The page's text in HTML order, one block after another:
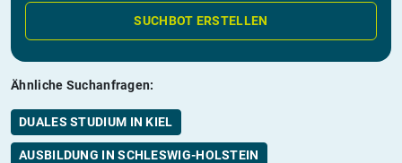
SUCHBOT ERSTELLEN
Ähnliche Suchanfragen:
DUALES STUDIUM IN KIEL
AUSBILDUNG IN SCHLESWIG-HOLSTEIN